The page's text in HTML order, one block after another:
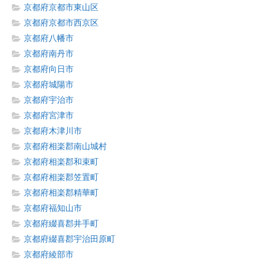
京都府京都市東山区
京都府京都市西京区
京都府八幡市
京都府南丹市
京都府向日市
京都府城陽市
京都府宇治市
京都府宮津市
京都府木津川市
京都府相楽郡南山城村
京都府相楽郡和束町
京都府相楽郡笠置町
京都府相楽郡精華町
京都府福知山市
京都府綴喜郡井手町
京都府綴喜郡宇治田原町
京都府綾部市